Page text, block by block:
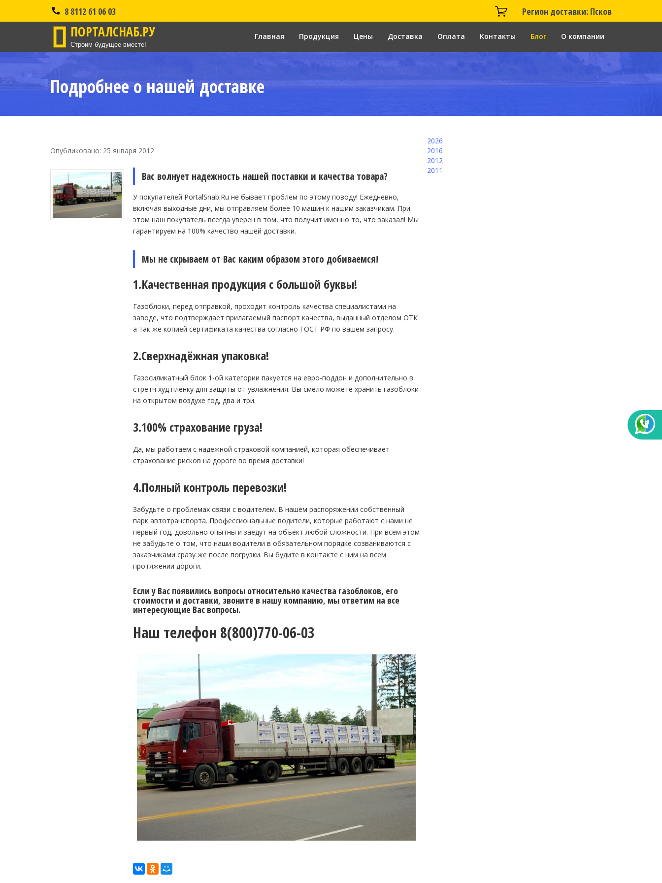
8 8112 61 06 03 Регион доставки: Псков
ПОРТАЛСНАБ.РУ
Строим будущее вместе!
Главная Продукция Цены Доставка Оплата Контакты Блог О компании
Подробнее о нашей доставке
Опубликовано: 25 января 2012
Вас волнует надежность нашей поставки и качества товара?
У покупателей PortalSnab.Ru не бывает проблем по этому поводу! Ежедневно,
включая выходные дни, мы отправляем более 10 машин к нашим заказчикам. При
этом наш покупатель всегда уверен в том, что получит именно то, что заказал! Мы
гарантируем на 100% качество нашей доставки.
Мы не скрываем от Вас каким образом этого добиваемся!
1.Качественная продукция с большой буквы!
Газоблоки, перед отправкой, проходит контроль качества специалистами на
заводе, что подтверждает прилагаемый паспорт качества, выданный отделом ОТК
а так же копией сертификата качества согласно ГОСТ РФ по вашем запросу.
2.Сверхнадёжная упаковка!
Газосиликатный блок 1-ой категории пакуется на евро-поддон и дополнительно в
стретч худ пленку для защиты от увлажнения. Вы смело можете хранить газоблоки
на открытом воздухе год, два и три.
3.100% страхование груза!
Да, мы работаем с надежной страховой компанией, которая обеспечивает
страхование рисков на дороге во время доставки!
4.Полный контроль перевозки!
Забудьте о проблемах связи с водителем. В нашем распоряжении собственный
парк автотранспорта. Профессиональные водители, которые работают с нами не
первый год, довольно опытны и заедут на объект любой сложности. При всем этом
не забудьте о том, что наши водители в обязательном порядке созваниваются с
заказчиками сразу же после погрузки. Вы будите в контакте с ним на всем
протяжении дороги.
Если у Вас появились вопросы относительно качества газоблоков, его
стоимости и доставки, звоните в нашу компанию, мы ответим на все
интересующие Вас вопросы.
Наш телефон 8(800)770-06-03
2026
2016
2012
2011